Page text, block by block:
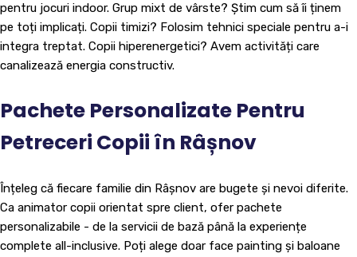
pentru jocuri indoor. Grup mixt de vârste? Știm cum să îi ținem
pe toți implicați. Copii timizi? Folosim tehnici speciale pentru a-i
integra treptat. Copii hiperenergetici? Avem activități care
canalizează energia constructiv.
Pachete Personalizate Pentru
Petreceri Copii în Râșnov
Înțeleg că fiecare familie din Râșnov are bugete și nevoi diferite.
Ca animator copii orientat spre client, ofer pachete
personalizabile - de la servicii de bază până la experiențe
complete all-inclusive. Poți alege doar face painting și baloane